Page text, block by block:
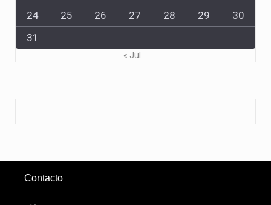
24
25 26 27 28 29
30
31
« Jul
Contacto